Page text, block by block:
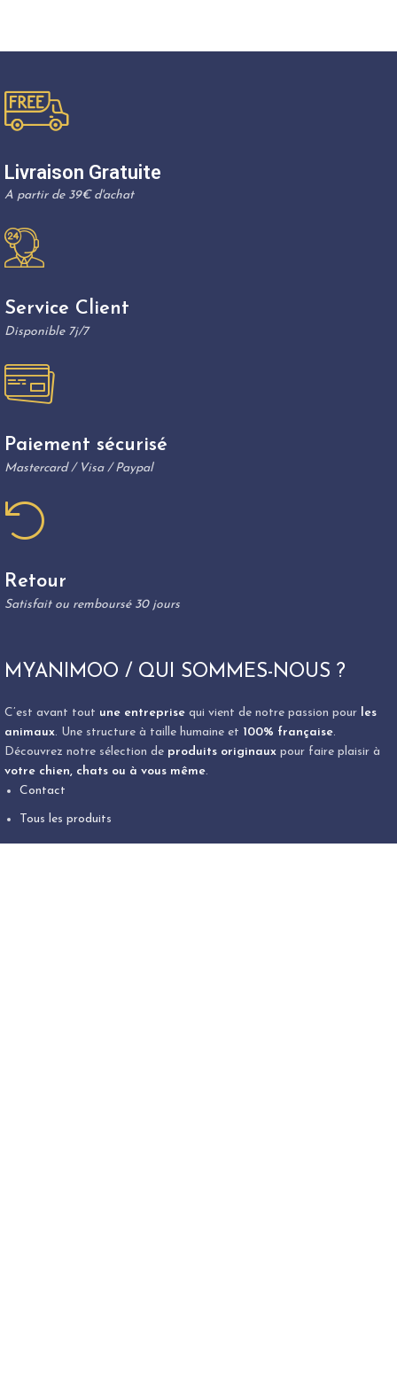
Livraison Gratuite
A partir de 39€ d'achat
Service Client
Disponible 7j/7
Paiement sécurisé
Mastercard / Visa / Paypal
Retour
Satisfait ou remboursé 30 jours
MYANIMOO / QUI SOMMES-NOUS ?
C’est avant tout une entreprise qui vient de notre passion pour les
animaux. Une structure à taille humaine et 100% française.
Découvrez notre sélection de produits originaux pour faire plaisir à
votre chien, chats ou à vous même.
Contact
Tous les produits